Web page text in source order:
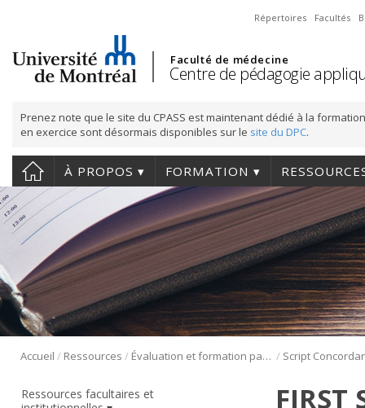
Répertoires Facultés
Faculté de médecine
Centre de pédagogie
Prenez note que le site du CPASS est maintenant dédié à la
en exercice sont désormais disponibles sur le site du DPC.
À PROPOS FORMATION
Accueil / Ressources / Évaluation et formation par concordance /
Ressources facultaires et
FIRST